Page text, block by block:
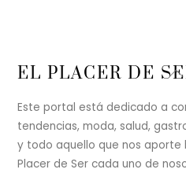
EL PLACER DE
Este portal está dedicado a
tendencias, moda, salud,
y todo aquello que nos aporte
Placer de Ser cada uno de